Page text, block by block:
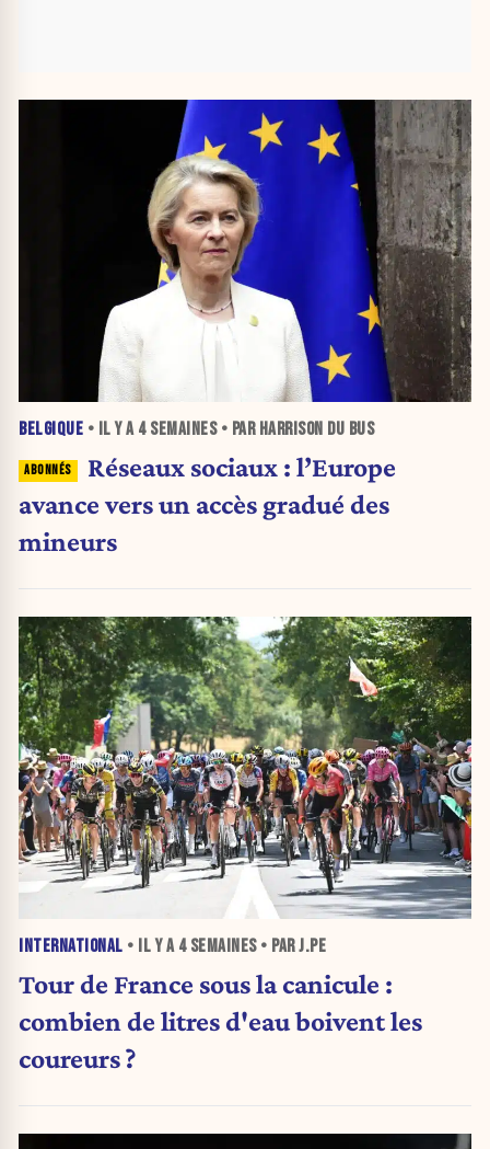
BELGIQUE • IL Y A 4 SEMAINES• PAR HARRISON DU BUS
Réseaux sociaux : l’Europe
avance vers un accès gradué des
mineurs
INTERNATIONAL • IL Y A 4 SEMAINES• PAR J.PE
Tour de France sous la canicule :
combien de litres d'eau boivent les
coureurs ?